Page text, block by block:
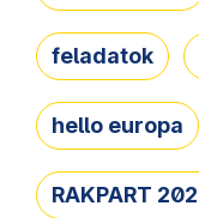
feladatok
hello europa
RAKPART